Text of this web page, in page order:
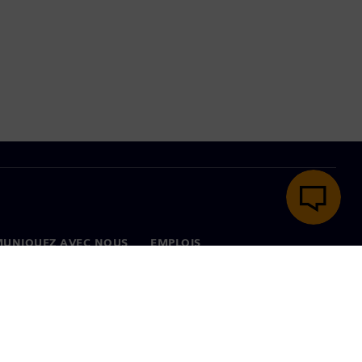
AVEC NOUS EMPLOIS